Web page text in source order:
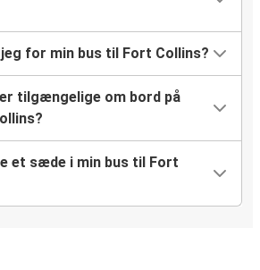
for min bus til Fort Collins?
tilgængelige om bord på
et sæde i min bus til Fort